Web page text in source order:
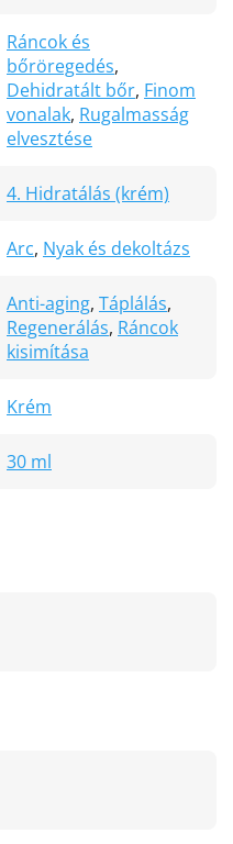
Ráncok és
bőröregedés,
Dehidratált bőr, Finom
vonalak, Rugalmasság
elvesztése
4. Hidratálás (krém)
Arc, Nyak és dekoltázs
Anti-aging, Táplálás,
Regenerálás, Ráncok
kisimítása
Krém
30 ml